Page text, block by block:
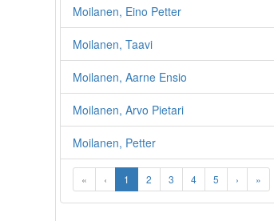
Moilanen, Eino Petter
Moilanen, Taavi
Moilanen, Aarne Ensio
Moilanen, Arvo Pietari
Moilanen, Petter
« ‹ 1 2 3 4 5 › »